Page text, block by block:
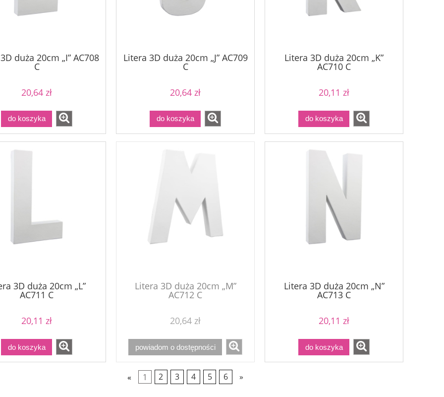
duża 20cm „I” AC708
C
20,64 zł
do koszyka
Litera 3D duża 20cm „J” AC709
C
20,64 zł
do koszyka
Litera 3D duża 20cm „K”
AC710 C
20,11 zł
do koszyka
3D duża 20cm „L”
AC711 C
20,11 zł
do koszyka
Litera 3D duża 20cm „M”
AC712 C
20,64 zł
powiadom o dostępności
Litera 3D duża 20cm „N”
AC713 C
20,11 zł
do koszyka
« 1 2 3 4 5 6 »